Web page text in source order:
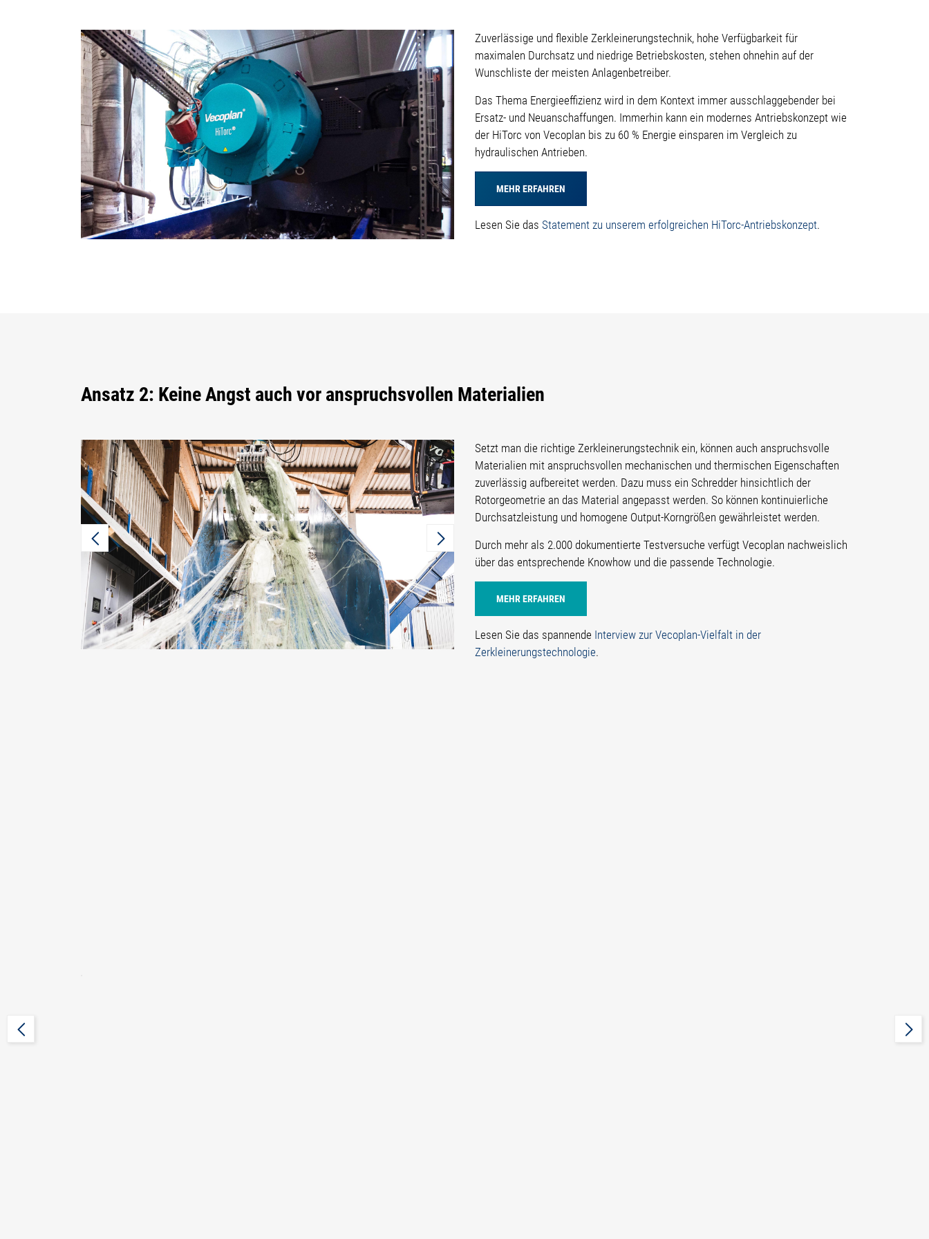
Zuverlässige und flexible Zerkleinerungstechnik, hohe Verfügbarkeit für
maximalen Durchsatz und niedrige Betriebskosten, stehen ohnehin auf der
Wunschliste der meisten Anlagenbetreiber.
Das Thema Energieeffizienz wird in dem Kontext immer ausschlaggebender bei
Ersatz- und Neuanschaffungen. Immerhin kann ein modernes Antriebskonzept wie
der HiTorc von Vecoplan bis zu 60 % Energie einsparen im Vergleich zu
hydraulischen Antrieben.
MEHR ERFAHREN
Lesen Sie das Statement zu unserem erfolgreichen HiTorc-Antriebskonzept.
Ansatz 2: Keine Angst auch vor anspruchsvollen Materialien
Setzt man die richtige Zerkleinerungstechnik ein, können auch anspruchsvolle
Materialien mit anspruchsvollen mechanischen und thermischen Eigenschaften
zuverlässig aufbereitet werden. Dazu muss ein Schredder hinsichtlich der
Rotorgeometrie an das Material angepasst werden. So können kontinuierliche
Durchsatzleistung und homogene Output-Korngrößen gewährleistet werden.
Durch mehr als 2.000 dokumentierte Testversuche verfügt Vecoplan nachweislich
über das entsprechende Knowhow und die passende Technologie.
MEHR ERFAHREN
Lesen Sie das spannende Interview zur Vecoplan-Vielfalt in der
Zerkleinerungstechnologie.